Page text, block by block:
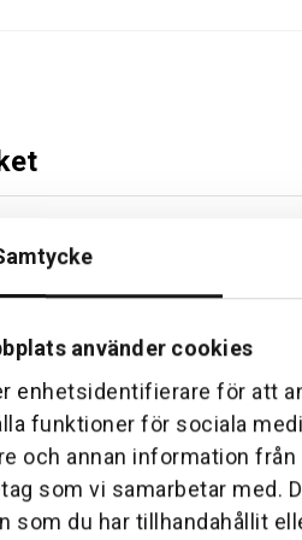
använder cookies
enhetsidentifierare för att
funktioner för sociala
och annan information
som vi samarbetar med.
som du har tillhandahållit
med Mobiluppkoppling
gräsmattor upp till 800 m²
och Klart